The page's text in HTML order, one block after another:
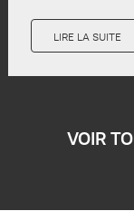
LIRE LA SUITE
VOIR